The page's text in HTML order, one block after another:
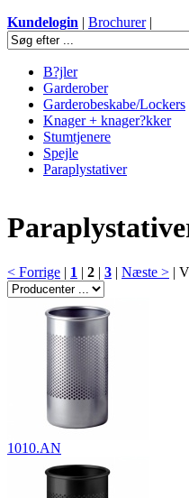
Kundelogin | Brochurer|
B?jler
Garderober
Garderobeskabe/Lockers
Knager + knager?kker
Stumtjenere
Spejle
Paraplystativer
< Forrige | 1 | 2 | 3 | Næste > |
1010.AN